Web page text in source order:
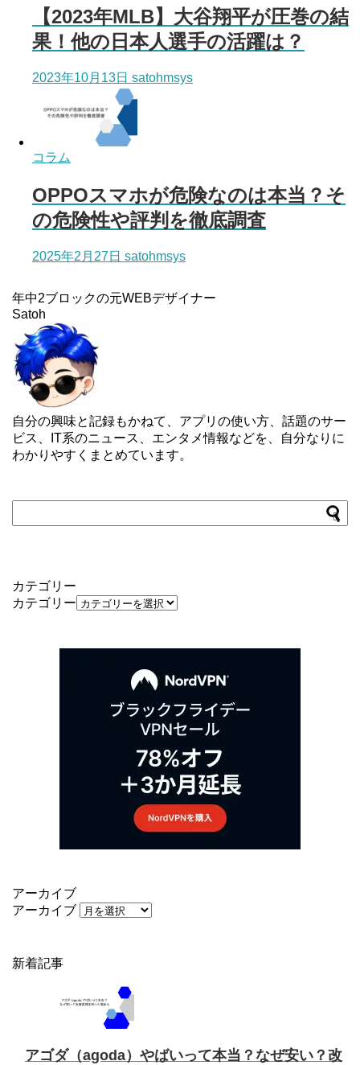
【2023年MLB】大谷翔平が圧巻の結
果！他の日本人選手の活躍は？
2023年10月13日 satohmsys
コラム
OPPOスマホが危険なのは本当？そ
の危険性や評判を徹底調査
2025年2月27日 satohmsys
年中2ブロックの元WEBデザイナー
Satoh
自分の興味と記録もかねて、アプリの使い方、話題のサー
ビス、IT系のニュース、エンタメ情報などを、自分なりに
わかりやすくまとめています。
カテゴリー
カテゴリー
アーカイブ
アーカイブ
新着記事
アゴダ（agoda）やばいって本当？なぜ安い？改